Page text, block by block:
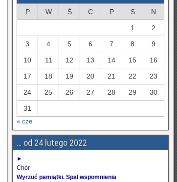
P W Ś C P S N
1 2
3 4 5 6 7 8 9
10 11 12 13 14 15 16
17 18 19 20 21 22 23
24 25 26 27 28 29 30
31
« cze
… od 24 lutego 2022
►
Chór
Wyrzuć pamiątki. Spal wspomnienia